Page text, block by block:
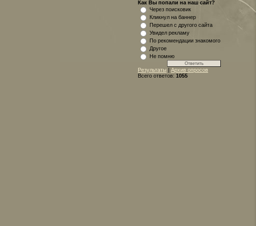
Как Вы попали на наш сайт?
Через поисковик
Кликнул на баннер
Перешел с другого сайта
Увидел рекламу
По рекомендации знакомого
Другое
Не помню
Результаты | Архив опросов
Всего ответов: 1055